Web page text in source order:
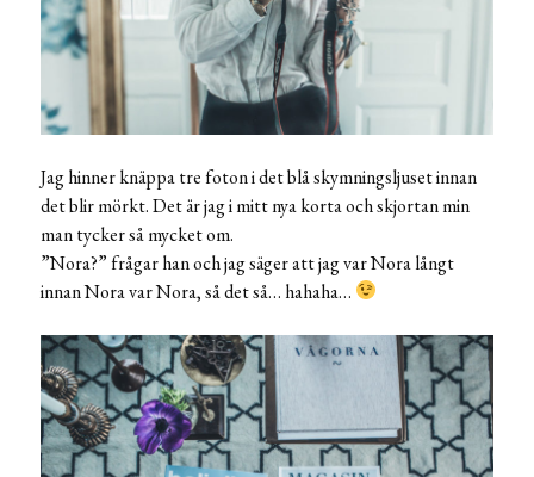
Jag hinner knäppa tre foton i det blå skymningsljuset innan
det blir mörkt. Det är jag i mitt nya korta och skjortan min
man tycker så mycket om.
”Nora?” frågar han och jag säger att jag var Nora långt
innan Nora var Nora, så det så… hahaha…